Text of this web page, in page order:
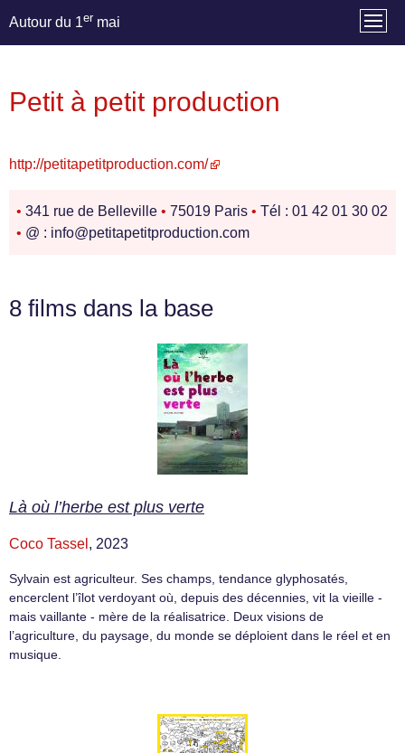
Autour du 1er mai
Petit à petit production
http://petitapetitproduction.com/
• 341 rue de Belleville • 75019 Paris • Tél : 01 42 01 30 02
• @ : info@petitapetitproduction.com
8 films dans la base
Là où l’herbe est plus verte
Coco Tassel , 2023
Sylvain est agriculteur. Ses champs, tendance glyphosatés,
encerclent l’îlot verdoyant où, depuis des décennies, vit la vieille -
mais vaillante - mère de la réalisatrice. Deux visions de
l’agriculture, du paysage, du monde se déploient dans le réel et en
musique.